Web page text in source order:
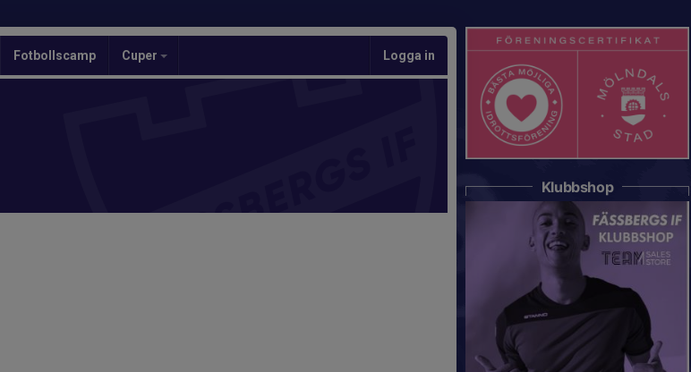
Fotbollscamp Cuper Logga in
Klubbshop